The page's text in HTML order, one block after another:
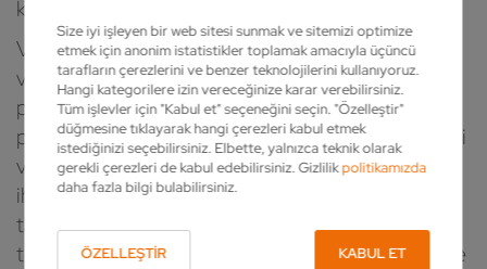
Size iyi işleyen bir web sitesi sunmak ve sitemizi optimize
etmek için anonim istatistikler toplamak amacıyla üçüncü
tarafların çerezlerini ve benzer teknolojilerini kullanıyoruz.
Hangi kategorilere izin vereceğinize karar verebilirsiniz.
Tüm işlevler için "Kabul et" seçeneğini seçin. "Özelleştir"
düğmesine tıklayarak hangi çerezleri kabul etmek
istediğinizi seçebilirsiniz. Elbette, yalnızca teknik olarak
gerekli çerezleri de kabul edebilirsiniz. Gizlilikpolitikamızda
daha fazla bilgi bulabilirsiniz.
ÖZELLEŞTIR KABUL ET
kullanımının anahtarıdır.
VOLLMER, daire testerelerin bilenmesi, bakımı
veya yenilenmesi için benzersiz bir yüksek
performanslı, gelişmiş taşlama tezgahı
portföyüne sahiptir. Takım üretimi, kerestesi şirketi
veya bileme servisi - VOLLMER herkesin özel
ihtiyaçları için doğru çözümlere sahiptir. Ve
taşlama tek başına belirleyici olmadığı için, daire
testerelere dair diğer önemli süreç adımları için de